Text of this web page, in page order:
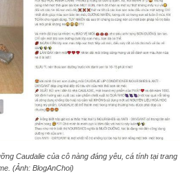
Caudalie của cô nàng đáng yêu, cá tính tại trang
(Ảnh: BlogAnChoi)